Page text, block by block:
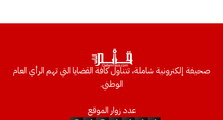
صحيفة إلكترونية شاملة، تتناول كافة القضايا التي تهم الرأي العام
الوطني.
عدد زوار الموقع